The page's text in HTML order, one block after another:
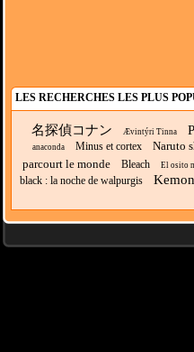
LES RECHERCHES LES PLUS
名探偵コナン Ævintýri Tinna
anaconda
Minus et cortex Naruto
parcourt le monde
Bleach El osito
black : la noche de walpurgis